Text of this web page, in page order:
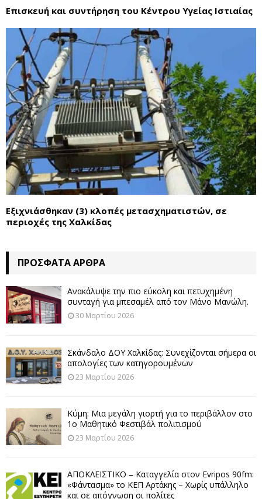
Επισκευή και συντήρηση του Κέντρου Υγείας Ιστιαίας
Εξιχνιάσθηκαν (3) κλοπές μετασχηματιστών, σε
περιοχές της Χαλκίδας
ΠΡΌΣΦΑΤΑ ΆΡΘΡΑ
Ανακάλυψε την πιο εύκολη και πετυχημένη
συνταγή για μπεσαμέλ από τον Μάνο Μανώλη.
30 Μαρτίου 2026
Σκάνδαλο ΔΟΥ Χαλκίδας: Συνεχίζονται σήμερα οι
απολογίες των κατηγορουμένων
23 Μαρτίου 2026
Κύμη: Μια μεγάλη γιορτή για το περιβάλλον στο
1ο Μαθητικό Φεστιβάλ πολιτισμού
23 Μαρτίου 2026
ΑΠΟΚΛΕΙΣΤΙΚΟ – Καταγγελία στον Evripos 90fm:
«Φάντασμα» το ΚΕΠ Αρτάκης – Χωρίς υπάλληλο
και σε απόγνωση οι πολίτες